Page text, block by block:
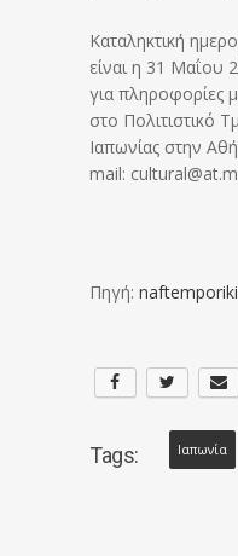
Καταληκτική
είναι η 31 Μαΐου
για πληροφορίες
στο Πολιτιστικό
Ιαπωνίας στην
mail:
Πηγή:
Tags: Ιαπωνία